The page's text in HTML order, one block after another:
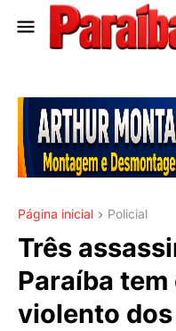
Página inicial Policial
Três
Paraíba
violento